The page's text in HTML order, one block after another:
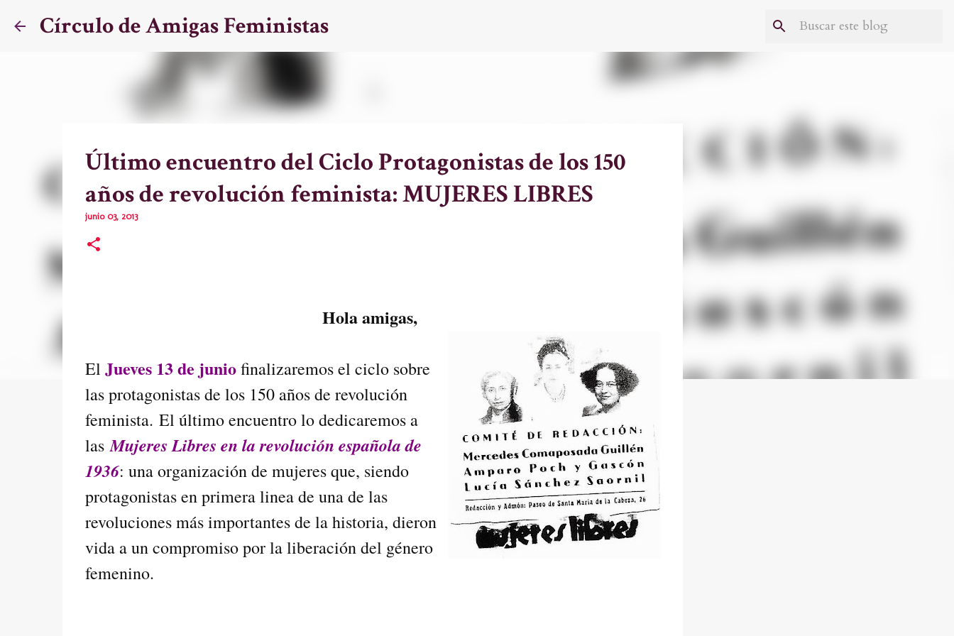
Círculo de Amigas Feministas
Último encuentro del Ciclo Protagonistas de los 150
años de revolución feminista: MUJERES LIBRES
junio 03, 2013
Hola amigas,
El Jueves 13 de juniofinalizaremos el ciclo sobre
las protagonistas de los 150 años de revolución
feminista. El último encuentro lo dedicaremos a
lasMujeres Libres en la revolución española de
1936: una organización de mujeres que, siendo
protagonistas en primera linea de una de las
revoluciones más importantes de la historia, dieron
vida a un compromiso por la liberación del género
femenino.